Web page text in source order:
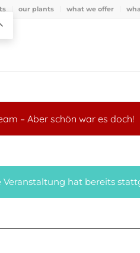
our plants what we offer
– Aber schön war es doch!
Veranstaltung hat bereits